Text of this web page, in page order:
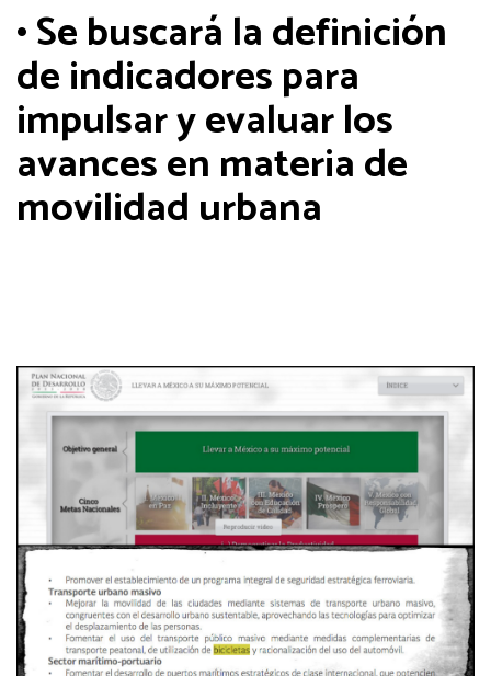
• Se buscará la definición
de indicadores para
impulsar y evaluar los
avances en materia de
movilidad urbana